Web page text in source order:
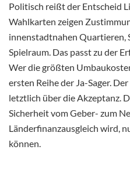
Politisch reißt der Entscheid
Wahlkarten zeigen
innenstadtnahen Quartieren,
Spielraum. Das passt zu der
Wer die größten
ersten Reihe der Ja-Sager.
letztlich über die Akzeptanz.
Sicherheit vom Geber- zum
Länderfinanzausgleich wird,
können.